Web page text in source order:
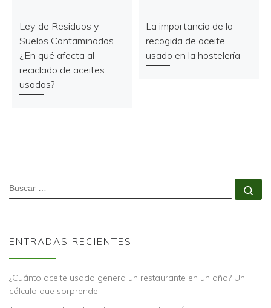
Ley de Residuos y
Suelos Contaminados.
¿En qué afecta al
reciclado de aceites
usados?
La importancia de la
recogida de aceite
usado en la hostelería
BUSCAR
ENTRADAS RECIENTES
¿Cuánto aceite usado genera un restaurante en un año? Un
cálculo que sorprende